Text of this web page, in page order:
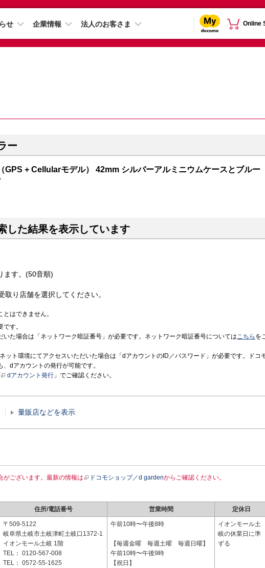
せ 企業情報 法人のお客さま Online
ー
+ Cellularモデル） 42mm シルバーアルミニウムケースとブルー
した結果を表示しています
ます。(50音順)
り店舗を選択してください。
はできません。
す。
いた場合は「ネットワーク暗証番号」が必要です。ネットワーク暗証番号についてはこちら を
ット環境にてアクセスいただいた場合は「dアカウントのID／パスワード」が必要です。ドコ
dアカウントの発行が可能です。
dアカウント発行 」でご確認ください。
量販店などを表示
がございます。最新の情報は ドコモショップ／d gardenからご確認ください。
住所/電話番号 営業時間 定休日
〒509-5122
岐阜県土岐市土岐津町土岐口1372-1
イオンモール土岐 1階
TEL： 0120-567-008
TEL： 0572-55-1625
午前10時〜午後8時
【毎週金曜 毎週土曜 毎週日曜】
午前10時〜午後9時
【祝日】
イオンモール土
岐の休業日に準
ずる